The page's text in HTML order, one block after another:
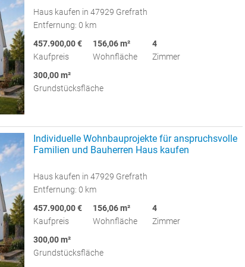
Haus kaufen in 47929 Grefrath
Entfernung: 0 km
457.900,00 €
Kaufpreis
156,06 m²
Wohnfläche
4
Zimmer
300,00 m²
Grundstücksfläche
Individuelle Wohnbauprojekte für anspruchsvolle
Familien und Bauherren Haus kaufen
Haus kaufen in 47929 Grefrath
Entfernung: 0 km
457.900,00 €
Kaufpreis
156,06 m²
Wohnfläche
4
Zimmer
300,00 m²
Grundstücksfläche